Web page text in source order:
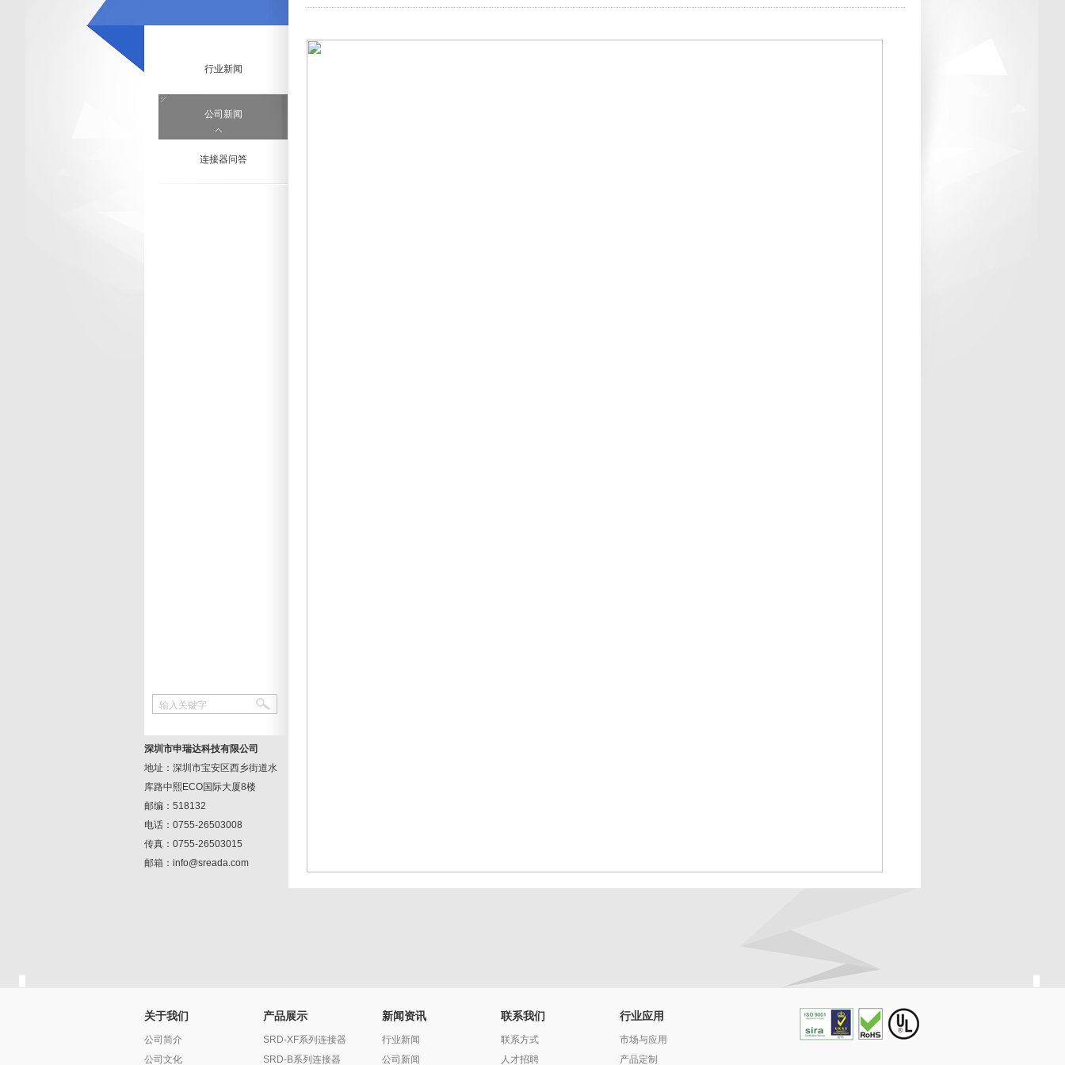
行业新闻
公司新闻
连接器问答
输入关键字
深圳市申瑞达科技有限公司
地址：深圳市宝安区西乡街道水
库路中熙ECO国际大厦8楼
邮编：518132
电话：0755-26503008
传真：0755-26503015
邮箱：info@sreada.com
关于我们
公司简介
公司文化
产品展示
SRD-XF系列连接器
SRD-B系列连接器
新闻资讯
行业新闻
公司新闻
联系我们
联系方式
人才招聘
行业应用
市场与应用
产品定制